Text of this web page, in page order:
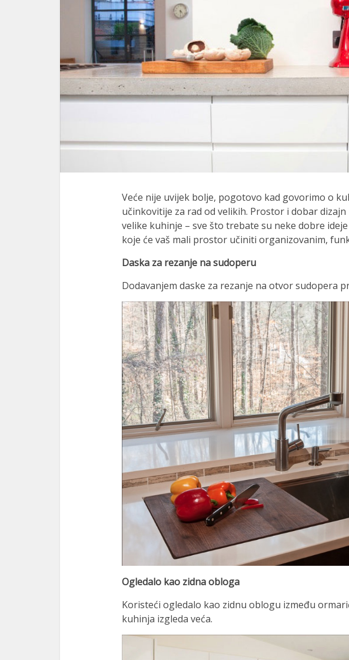
Veće nije uvijek bolje, pogotovo kad govorimo o
učinkovitije za rad od velikih. Prostor i dobar
velike kuhinje – sve što trebate su neke dobre
koje će vaš mali prostor učiniti organizovanim,
Daska za rezanje na sudoperu
Dodavanjem daske za rezanje na otvor sudopera
Ogledalo kao zidna obloga
Koristeći ogledalo kao zidnu oblogu između
kuhinja izgleda veća.